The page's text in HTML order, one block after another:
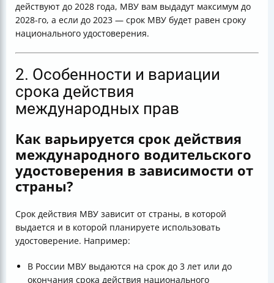
действуют до 2028 года, МВУ вам выдадут максимум до
2028-го, а если до 2023 — срок МВУ будет равен сроку
национального удостоверения.
2. Особенности и вариации
срока действия
международных прав
Как варьируется срок действия
международного водительского
удостоверения в зависимости от
страны?
Срок действия МВУ зависит от страны, в которой
выдается и в которой планируете использовать
удостоверение. Например:
В России МВУ выдаются на срок до 3 лет или до
окончания срока действия национального